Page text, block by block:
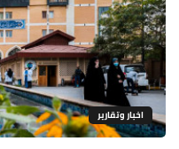
اخبار وتقارير